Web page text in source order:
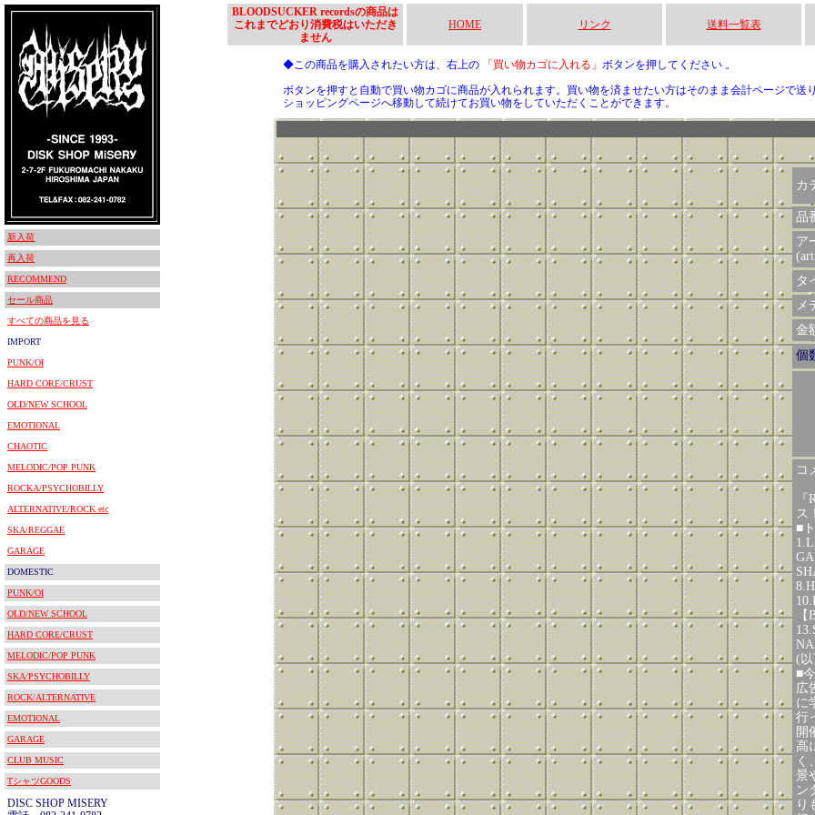
新入荷
再入荷
RECOMMEND
セール商品
すべての商品を見る
IMPORT
PUNK/OI
HARD CORE/CRUST
OLD/NEW SCHOOL
EMOTIONAL
CHAOTIC
MELODIC/POP PUNK
ROCKA/PSYCHOBILLY
ALTERNATIVE/ROCK etc
SKA/REGGAE
GARAGE
DOMESTIC
PUNK/OI
OLD/NEW SCHOOL
HARD CORE/CRUST
MELODIC/POP PUNK
SKA/PSYCHOBILLY
ROCK/ALTERNATIVE
EMOTIONAL
GARAGE
CLUB MUSIC
TシャツGOODS
DISC SHOP MISERY
BLOODSUCKER recordsの商品は
これまでどおり消費税はいただき
ません
HOME リンク 送料一覧表
◆この商品を購入されたい方は、右上の 「買い物カゴに入れる」 ボタンを押してください 。
ボタンを押すと自動で買い物カゴに商品が入れられます。買い物を済ませたい方はそのまま会計ページで
ショッピングページへ移動して続けてお買い物をしていただくことができます。
カ
品
ア
タ
メ
金
個
コ
ス
■
(
■
広
に
行
開
高
く
景
ン
り